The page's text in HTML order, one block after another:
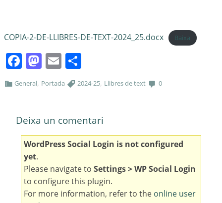
COPIA-2-DE-LLIBRES-DE-TEXT-2024_25.docx Baixa
Facebook
Mastodon
Email
General, Portada 2024-25, Llibres de text 0
Deixa un comentari
WordPress Social Login is not configured
yet.
Please navigate to Settings > WP Social Login
to configure this plugin.
For more information, refer to the online user